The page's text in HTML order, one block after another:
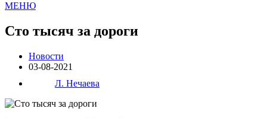
МЕНЮ
Сто тысяч за дороги
Новости
03-08-2021
Л. Нечаева